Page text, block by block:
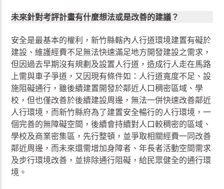
未來針對考評計畫有什麼想法或是改善的建議？
安全是最基本的權利，新竹縣轄內人行道環境建置有礙於
建設、維護經費不足無法快速滿足地方開發建設之需求，
但因過去早期沒有規劃及設置人行道，造成行人走在馬路
上需與車子爭道，又因現有條件如：人行道寬度不足、設
施阻礙通行，雖後續建置開發於鄰近人口稠密區域、學
校，但也僅改善於後續建設周邊，無法一併快速改善鄰近
人行環境，而新竹縣府為了建置安全暢行的人行環境，一
個完善的無障礙空間，後續會持續對人口較稠密的區域、
學校及商業密集區，先行整頓，並爭取相關經費一同改善
鄰近周邊，而未來還需增加身障者、年長者活動空間需求
及步行環境改善，並排除通行阻礙，給民眾健全的通行環
境。